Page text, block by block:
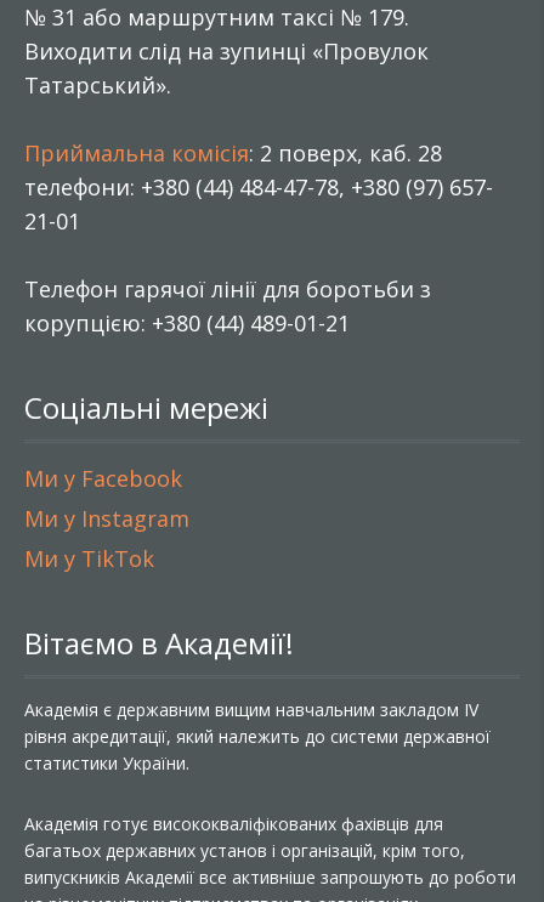
№ 31 або маршрутним таксі № 179.
Виходити слід на зупинці «Провулок
Татарський».
Приймальна комісія: 2 поверх, каб. 28
телефони: +380 (44) 484-47-78, +380 (97) 657-
21-01
Телефон гарячої лінії для боротьби з
корупцією: +380 (44) 489-01-21
Соціальні мережі
Ми у Facebook
Ми у Instagram
Ми у TikTok
Вітаємо в Академії!
Академія є державним вищим навчальним закладом IV
рівня акредитації, який належить до системи державної
статистики України.
Академія готує висококваліфікованих фахівців для
багатьох державних установ і організацій, крім того,
випускників Академії все активніше запрошують до роботи